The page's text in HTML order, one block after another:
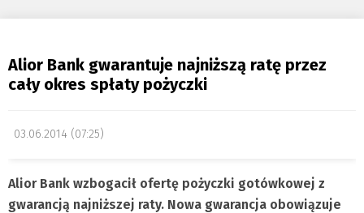
Alior Bank gwarantuje najniższą ratę przez
cały okres spłaty pożyczki
03.06.2014 (07:25)
Alior Bank wzbogacił ofertę pożyczki gotówkowej z
gwarancją najniższej raty. Nowa gwarancja obowiązuje